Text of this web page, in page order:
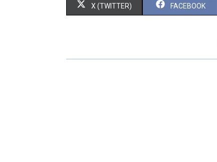
X (TWITTER) FACEBOOK